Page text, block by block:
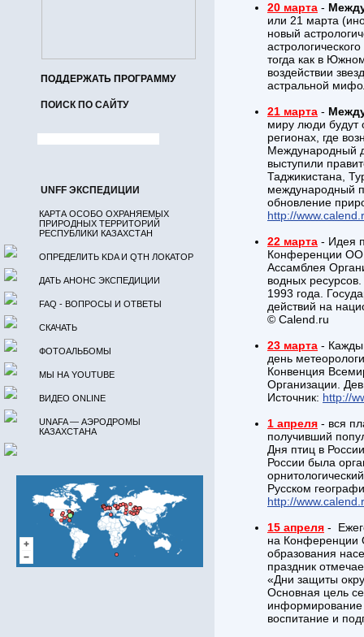
ПОДДЕРЖАТЬ ПРОГРАММУ
ПОИСК ПО САЙТУ
UNFF ЭКСПЕДИЦИИ
КАРТА ОСОБО ОХРАНЯЕМЫХ
ПРИРОДНЫХ ТЕРРИТОРИЙ
РЕСПУБЛИКИ КАЗАХСТАН
ОПРЕДЕЛИТЬ KDA И QTH ЛОКАТОР
ДАТЬ АНОНС ЭКСПЕДИЦИИ
FAQ - ВОПРОСЫ И ОТВЕТЫ
СКАЧАТЬ
ФОТОАЛЬБОМЫ
МЫ НА YOUTUBE
ВИДЕО ONLINE
UNAFA — АЭРОДРОМЫ
КАЗАХСТАНА
20 марта -
или 21 марта
новый
тогда как в
воздействии
астральной
21 марта -
миру люди будут
регионах, где
Международный
выступили
Таджикистана,
международный
обновление
http://
22 марта - Идея
Конференции
Ассамблея
водных
1993 года.
действий на
© Calend.ru
23 марта -
день
Конвенция
Организации.
Источник: http://
1 апреля - вся
получивший
Дня птиц в
России была
Русском
http://
15 апреля -
на Конференции
образования
праздник
«Дни защиты
Основная цель
информирование
воспитание и